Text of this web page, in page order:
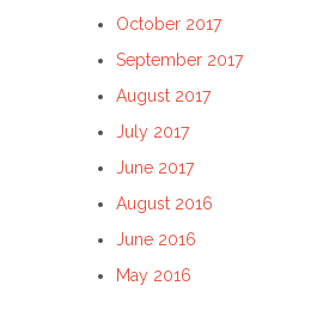
October 2017
September 2017
August 2017
July 2017
June 2017
August 2016
June 2016
May 2016